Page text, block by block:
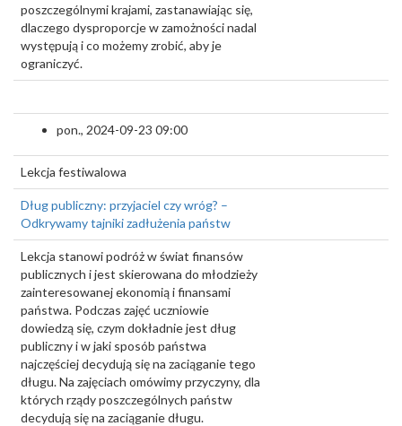
poszczególnymi krajami, zastanawiając się,
dlaczego dysproporcje w zamożności nadal
występują i co możemy zrobić, aby je
ograniczyć.
pon., 2024-09-23 09:00
Lekcja festiwalowa
Dług publiczny: przyjaciel czy wróg? –
Odkrywamy tajniki zadłużenia państw
Lekcja stanowi podróż w świat finansów
publicznych i jest skierowana do młodzieży
zainteresowanej ekonomią i finansami
państwa. Podczas zajęć uczniowie
dowiedzą się, czym dokładnie jest dług
publiczny i w jaki sposób państwa
najczęściej decydują się na zaciąganie tego
długu. Na zajęciach omówimy przyczyny, dla
których rządy poszczególnych państw
decydują się na zaciąganie długu.